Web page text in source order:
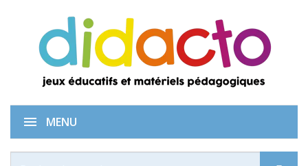
MENU
Tam tam English